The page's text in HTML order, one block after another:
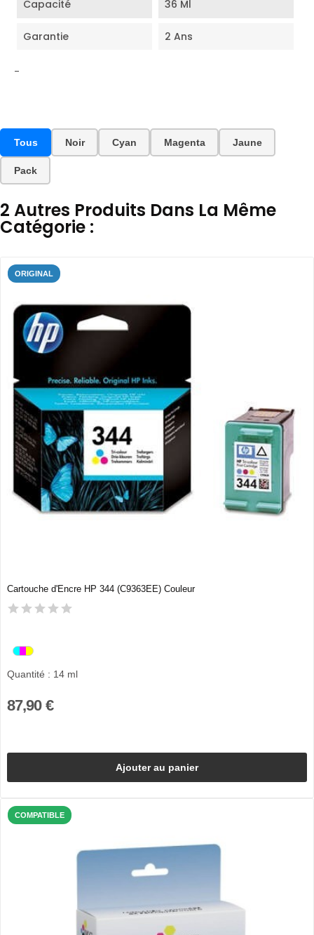
Capacité 36 Ml
Garantie 2 Ans
-
Tous Noir Cyan Magenta Jaune
Pack
2 Autres Produits Dans La Même
Catégorie :
ORIGINAL
Cartouche d'Encre HP 344 (C9363EE) Couleur
Quantité : 14 ml
87,90 €
Ajouter au panier
COMPATIBLE